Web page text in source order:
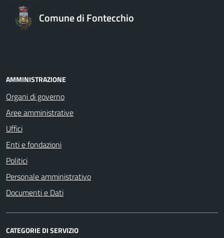
Comune di Fontecchio
AMMINISTRAZIONE
Organi di governo
Aree amministrative
Uffici
Enti e fondazioni
Politici
Personale amministrativo
Documenti e Dati
CATEGORIE DI SERVIZIO